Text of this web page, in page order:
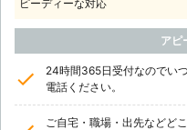
ピーディーな対応
アピ
24時間365日受付なのでい
電話ください。
ご自宅・職場・出先などど